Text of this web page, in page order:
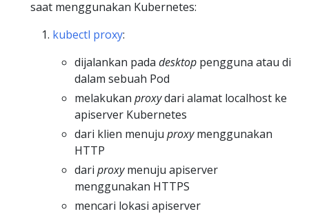
saat menggunakan Kubernetes:
kubectl proxy:
dijalankan pada desktop pengguna atau di
dalam sebuah Pod
melakukan proxydari alamat localhost ke
apiserver Kubernetes
dari klien menuju proxymenggunakan
HTTP
dari proxymenuju apiserver
menggunakan HTTPS
mencari lokasi apiserver